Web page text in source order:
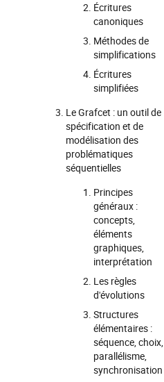
Écritures
canoniques
Méthodes de
simplifications
Écritures
simplifiées
Le Grafcet : un outil de
spécification et de
modélisation des
problématiques
séquentielles
Principes
généraux :
concepts,
éléments
graphiques,
interprétation
Les règles
d'évolutions
Structures
élémentaires :
séquence, choix,
parallélisme,
synchronisation